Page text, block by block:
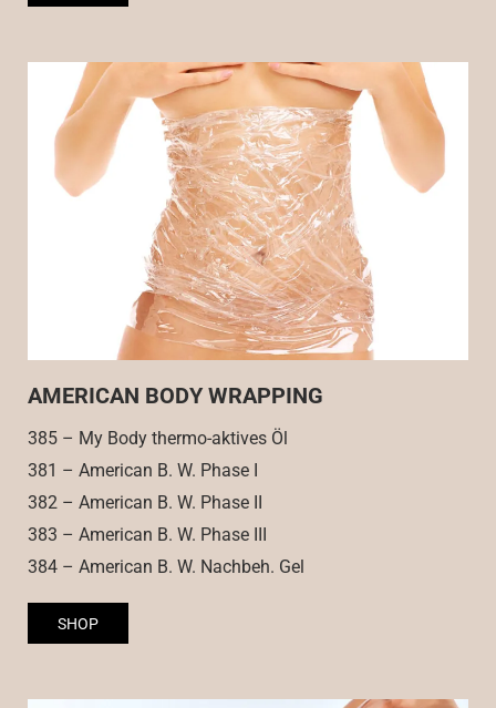
AMERICAN BODY WRAPPING
385 – My Body thermo-aktives Öl
381 – American B. W. Phase I
382 – American B. W. Phase II
383 – American B. W. Phase III
384 – American B. W. Nachbeh. Gel
SHOP